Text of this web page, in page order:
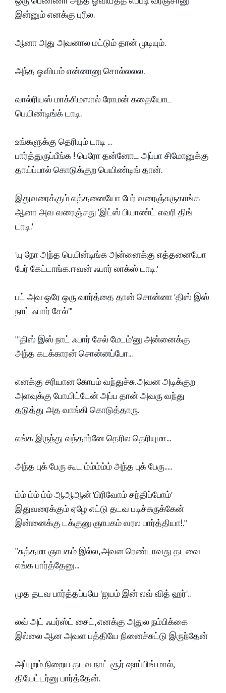
இன்னும் எனக்கு புரில.
ஆனா அது அவனால மட்டும் தான் முடியும்.
அந்த ஓவியம் என்னானு சொல்லலல.
வால்ரியஸ் மாக்சிமஸால் ரோமன் கதையோட
பெயிண்டிங்க் டாடி.
உங்களுக்கு தெரியும் டாடி ...
பார்த்துருப்பீங்க ! பெரோ தன்னோட அப்பா சிமோனுக்கு
தாய்ப்பால் கொடுக்குற பெயிண்டிங் தான்.
இதுவரைக்கும் எத்தனையோ பேர் வரைஞ்சுருகாங்க
ஆனா அவ வரைஞ்சது 'இட்ஸ்பியாண்ட் எவரி திங்
டாடி.'
'யு நோ அந்த பெயின்டிங்க அன்னைக்கு எத்தனையோ
பேர் கேட்டாங்க. ஈவன் ஃபார் லாக்ஸ் டாடி.'
பட் அவ ஒரே ஒரு வார்த்தை தான் சொன்னா 'திஸ் இஸ்
நாட் ஃபார் சேல்'"
"'திஸ் இஸ் நாட் ஃபார் சேல் மேடம்'னு அன்னைக்கு
அந்த கடக்காரன் சொன்னப்போ...
எனக்கு சரியான கோபம் வந்துச்சு. அவன அடிக்குற
அளவுக்கு போயிட்டேன் அப்ப தான் அவரு வந்து
தடுத்து அத வாங்கி கொடுத்தாரு.
எங்க இருந்து வந்தார்னே தெரில தெரியுமா...
அந்த புக் பேரு கூட ம்ம்ம்ம்ம் அந்த புக் பேரு.....
ம்ம் ம்ம் ம்ம் ஆஆஆன் 'பிரிவோம் சந்திப்போம்'
இதுவரைக்கும் ஏழே எட்டு தடவ படிச்சுருக்கேன்
இன்னைக்கு டக்குனு ஞாபகம் வரல பார்த்தியா!."
"சுத்தமா ஞாபகம் இல்ல, அவள ரெண்டாவது தடவை
எங்க பார்த்தேனு...
முத தடவ பார்த்தப்பயே 'ஐயம் இன் லவ் வித் ஹர்'..
லவ் அட் ஃபர்ஸ்ட் சைட், எனக்கு அதுல நம்பிக்கை
இல்லை ஆன அவள பத்தியே நினைச்சுட்டு இருந்தேன்
அப்புறம் நிறைய தடவ நாட் சூர் ஷாப்பிங் மால்,
தியேட்டர்னு பார்த்தேன்.